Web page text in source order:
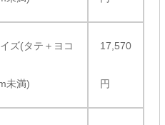
ズ(タテ＋ヨコ
未満)
17,570
円